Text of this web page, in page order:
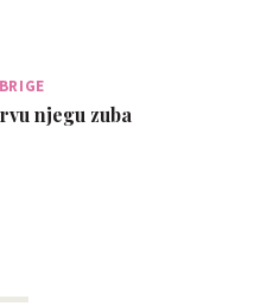
njegu zuba